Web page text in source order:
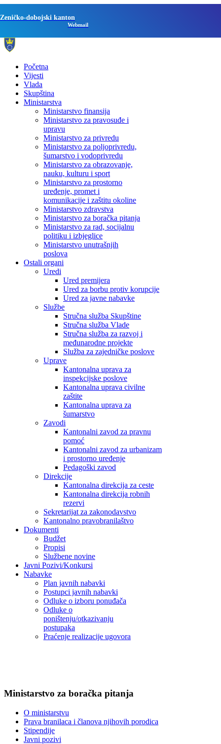
Zeničko-dobojski kanton
Webmail
Početna
Vijesti
Vlada
Skupština
Ministarstva
Ministarstvo finansija
Ministarstvo za pravosuđe i
upravu
Ministarstvo za privredu
Ministarstvo za poljoprivredu,
šumarstvo i vodoprivredu
Ministarstvo za obrazovanje,
nauku, kulturu i sport
Ministarstvo za prostorno
uređenje, promet i
komunikacije i zaštitu okoline
Ministarstvo zdravstva
Ministarstvo za boračka pitanja
Ministarstvo za rad, socijalnu
politiku i izbjeglice
Ministarstvo unutrašnjih
poslova
Ostali organi
Uredi
Ured premijera
Ured za borbu protiv korupcije
Ured za javne nabavke
Službe
Stručna služba Skupštine
Stručna služba Vlade
Stručna služba za razvoj i
međunarodne projekte
Služba za zajedničke poslove
Uprave
Kantonalna uprava za
inspekcijske poslove
Kantonalna uprava civilne
zaštite
Kantonalna uprava za
šumarstvo
Zavodi
Kantonalni zavod za pravnu
pomoć
Kantonalni zavod za urbanizam
i prostorno uređenje
Pedagoški zavod
Direkcije
Kantonalna direkcija za ceste
Kantonalna direkcija robnih
rezervi
Sekretarijat za zakonodavstvo
Kantonalno pravobranilaštvo
Dokumenti
Budžet
Propisi
Službene novine
Javni Pozivi/Konkursi
Nabavke
Plan javnih nabavki
Postupci javnih nabavki
Odluke o izboru ponuđača
Odluke o
poništenju/otkazivanju
postupaka
Praćenje realizacije ugovora
Ministarstvo za boračka pitanja
O ministarstvu
Prava branilaca i članova njihovih porodica
Stipendije
Javni pozivi